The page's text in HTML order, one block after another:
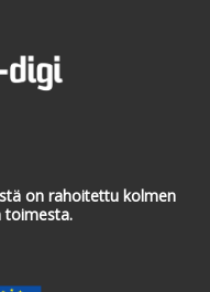
on rahoitettu kolmen
toimesta.